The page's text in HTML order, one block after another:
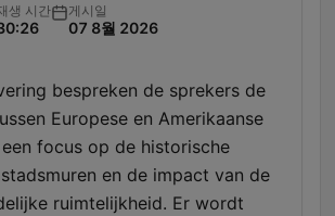
생 시간 게시일
07 8월 2026
bespreken de sprekers de
Europese en Amerikaanse
focus op de historische
en de impact van de
ruimtelijkheid. Er wordt